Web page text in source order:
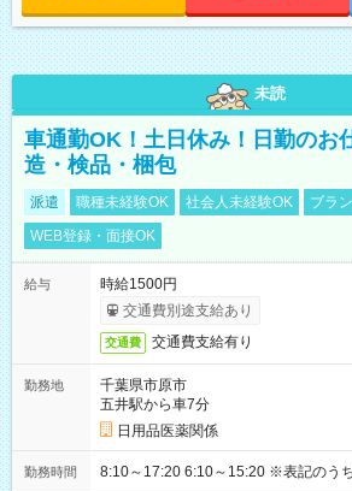
未読
車通勤OK！土日休み！日勤のお
造・検品・梱包
派遣 職種未経験OK 社会人未経験OK
ブラ
WEB登録・面接OK
給与
時給1500円
交通費別途支給あり
交通費 交通費支給有り
勤務地
千葉県市原市
五井駅から車7分
日用品医薬関係
勤務時間 8:10～17:20 6:10～